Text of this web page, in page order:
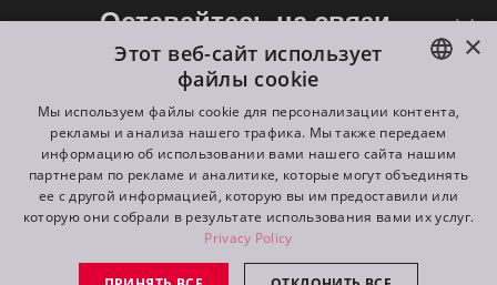
Оставайтесь на связи
©2026 ROBE lighting s.r.o.
All rights reserved. Created by
ENGLISH
DE
FR
RU
×
Этот веб-сайт использует
файлы cookie
Мы используем файлы cookie для персонализации контента,
рекламы и анализа нашего трафика. Мы также передаем
информацию об использовании вами нашего сайта нашим
партнерам по рекламе и аналитике, которые могут объединять
ее с другой информацией, которую вы им предоставили или
которую они собрали в результате использования вами их услуг.
Privacy Policy